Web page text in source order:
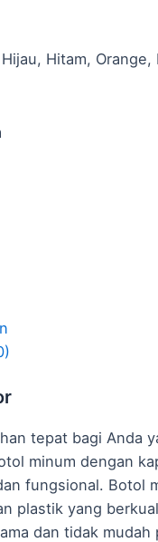
Hitam, Orange,
tepat bagi Anda
minum dengan
fungsional. Botol
plastik yang
dan tidak mudah